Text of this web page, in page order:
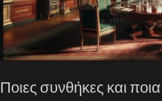
Ποιες συνθήκες και